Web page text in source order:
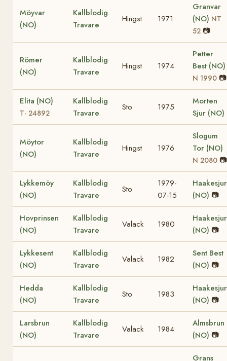
Möyvar
(NO)
Kallblodig
Travare
Hingst 1971
Granvar
(NO) NT
52 📷
Römer
(NO)
Kallblodig
Travare
Hingst 1974
Petter
Best (NO)
N 1990 📷
Elita (NO)
T- 24892
Kallblodig
Travare
Sto 1975
Morten
Sjur (NO)
Möytor
(NO)
Kallblodig
Travare
Hingst 1976
Slogum
Tor (NO)
N 2080 📷
Lykkemöy
(NO)
Kallblodig
Travare
Sto
1979-
07-15
Haakesjur
(NO) 📷
Hovprinsen
(NO)
Kallblodig
Travare
Valack 1980
Haakesjur
(NO) 📷
Lykkesent
(NO)
Kallblodig
Travare
Valack 1982
Sent Best
(NO) 📷
Hedda
(NO)
Kallblodig
Travare
Sto 1983
Haakesjur
(NO) 📷
Larsbrun
(NO)
Kallblodig
Travare
Valack 1984
Almsbrun
(NO) 📷
Grans